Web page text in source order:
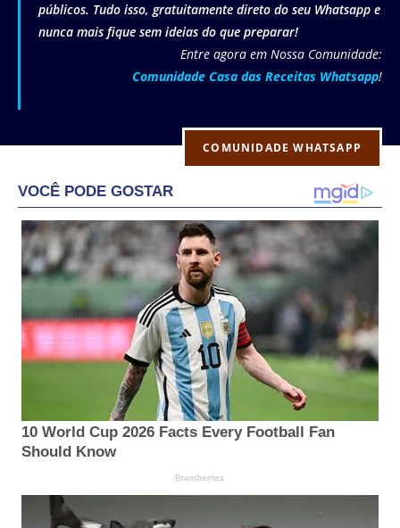
públicos. Tudo isso, gratuitamente direto do seu Whatsapp e
nunca mais fique sem ideias do que preparar!
Entre agora em Nossa Comunidade:
Comunidade Casa das Receitas Whatsapp!
COMUNIDADE WHATSAPP